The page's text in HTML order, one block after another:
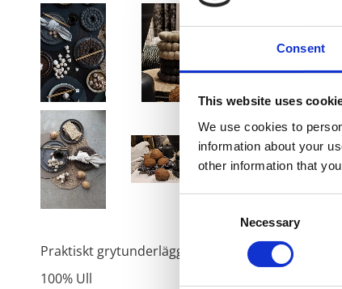
Consent
This website uses
We use cookies to
information about your
other information that
Necessary
Praktiskt grytunderlägg som skyddar dina bord
100% Ull